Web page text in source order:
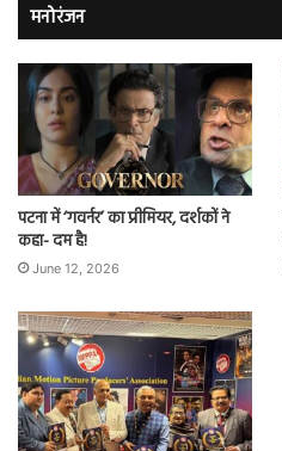
मनोरंजन
पटना में ‘गवर्नर’ का प्रीमियर, दर्शकों ने
कहा- दम है!
June 12, 2026